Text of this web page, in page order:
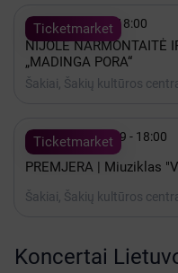
Ticketmarket
 Lapkritis 12 - 18:00
NIJOLĖ NARMONTAITĖ
„MADINGA PORA“
Šakiai, Šakių kultūros
Ticketmarket
 2027 Sausis 29 - 18:00
PREMJERA | Miuziklas
Šakiai, Šakių kultūros
Koncertai